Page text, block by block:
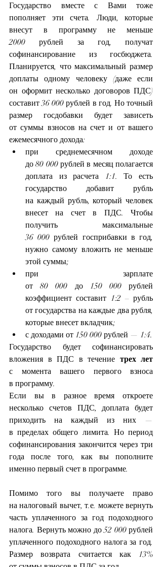
Государство вместе с Вами тоже
пополняет эти счета. Люди, которые
внесут в программу не меньше
2000 рублей за год, получат
софинансирование из госбюджета.
Планируется, что максимальный размер
доплаты одному человеку (даже если
он оформит несколько договоров ПДС)
составит 36 000 рублей в год. Но точный
размер госдобавки будет зависеть
от суммы взносов на счет и от вашего
ежемесячного дохода:
при среднемесячном доходе
до 80 000 рублей в месяц полагается
доплата из расчета 1:1. То есть
государство добавит рубль
на каждый рубль, который человек
внесет на счет в ПДС. Чтобы
получить максимальные
36 000 рублей госприбавки в год,
нужно самому вложить не меньше
этой суммы;
при зарплате
от 80 000 до 150 000 рублей
коэффициент составит 1:2 – рубль
от государства на каждые два рубля,
которые внесет вкладчик;
с доходами от 150 000 рублей — 1:4.
Государство будет софинансировать
вложения в ПДС в течение трех лет
с момента вашего первого взноса
в программу.
Если вы в разное время откроете
несколько счетов ПДС, доплата будет
приходить на каждый из них —
в пределах общего лимита. Но период
софинансирования закончится через три
года после того, как вы пополните
именно первый счет в программе.
Помимо того вы получаете право
на налоговый вычет, т.е. можете вернуть
часть уплаченного за год подоходного
налога. Вернуть можно до 52 000 рублей
уплаченного подоходного налога за год.
Размер возврата считается как 13%